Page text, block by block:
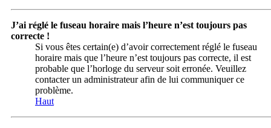
J’ai réglé le fuseau horaire mais l’heure n’est toujours pas
correcte !
Si vous êtes certain(e) d’avoir correctement réglé le fuseau
horaire mais que l’heure n’est toujours pas correcte, il est
probable que l’horloge du serveur soit erronée. Veuillez
contacter un administrateur afin de lui communiquer ce
problème.
Haut